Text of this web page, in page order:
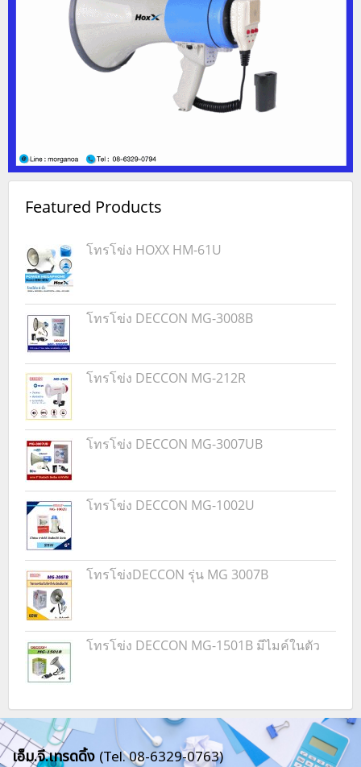
Featured Products
โทรโข่ง HOXX HM-61U
โทรโข่ง DECCON MG-3008B
โทรโข่ง DECCON MG-212R
โทรโข่ง DECCON MG-3007UB
โทรโข่ง DECCON MG-1002U
โทรโข่งDECCON รุ่น MG 3007B
โทรโข่ง DECCON MG-1501B มีไมค์ในตัว
เอ็ม.จี.เทรดดิ้ง (Tel. 08-6329-0763)